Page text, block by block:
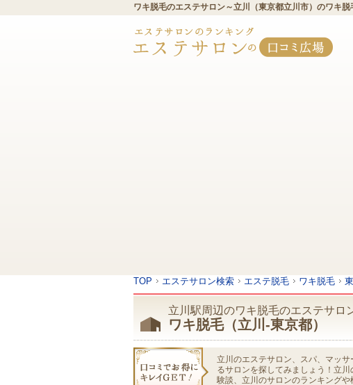
ワキ脱毛のエステサロン～立川（東京都立川市）のワキ
TOP エステサロン検索 エステ脱毛 ワキ脱毛
立川駅周辺のワキ脱毛のエステサロ
ワキ脱毛（立川-東京都）
立川のエステサロン、スパ、マッ
るサロンを探してみましょう！立
験談、立川のサロンのランキング